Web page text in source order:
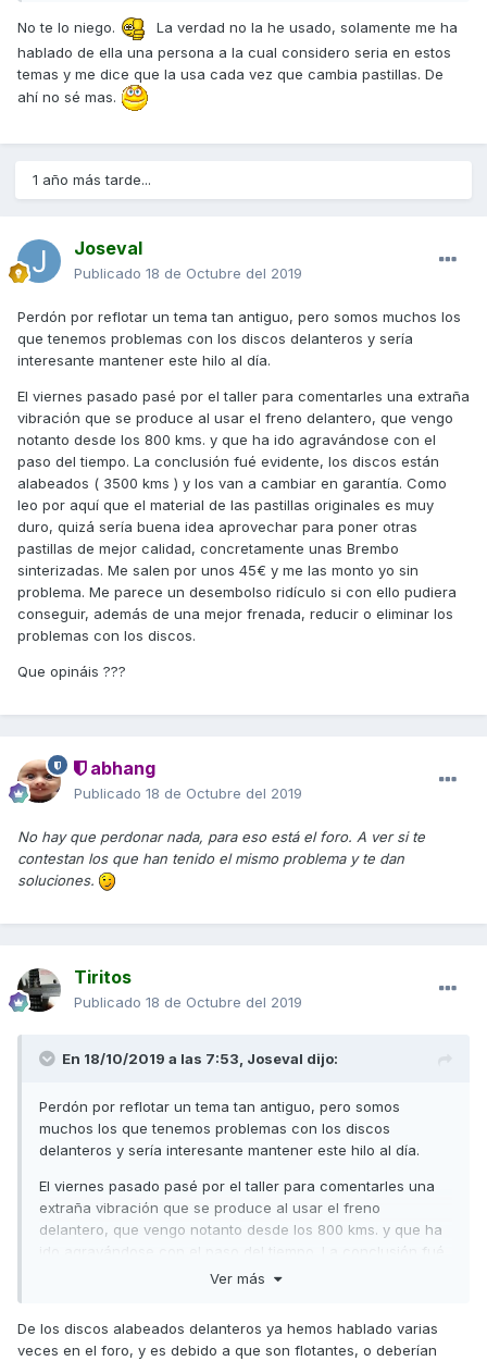
dicho: si los frenos chirrían, hay que revisarlos.
No te lo niego.
La verdad no la he usado, solamente me ha
hablado de ella una persona a la cual considero seria en estos
temas y me dice que la usa cada vez que cambia pastillas. De
ahí no sé mas.
1 año más tarde...
Joseval
Publicado 18 de Octubre del 2019
Perdón por reflotar un tema tan antiguo, pero somos muchos los
que tenemos problemas con los discos delanteros y sería
interesante mantener este hilo al día.
El viernes pasado pasé por el taller para comentarles una extraña
vibración que se produce al usar el freno delantero, que vengo
notanto desde los 800 kms. y que ha ido agravándose con el
paso del tiempo. La conclusión fué evidente, los discos están
alabeados ( 3500 kms ) y los van a cambiar en garantía. Como
leo por aquí que el material de las pastillas originales es muy
duro, quizá sería buena idea aprovechar para poner otras
pastillas de mejor calidad, concretamente unas Brembo
sinterizadas. Me salen por unos 45€ y me las monto yo sin
problema. Me parece un desembolso ridículo si con ello pudiera
conseguir, además de una mejor frenada, reducir o eliminar los
problemas con los discos.
Que opináis ???
abhang
Publicado 18 de Octubre del 2019
No hay que perdonar nada, para eso está el foro. A ver si te
contestan los que han tenido el mismo problema y te dan
soluciones.
Tiritos
Publicado 18 de Octubre del 2019
En 18/10/2019 a las 7:53, Joseval dijo:
Perdón por reflotar un tema tan antiguo, pero somos
muchos los que tenemos problemas con los discos
delanteros y sería interesante mantener este hilo al día.
El viernes pasado pasé por el taller para comentarles una
extraña vibración que se produce al usar el freno
delantero, que vengo notanto desde los 800 kms. y que ha
ido agravándose con el paso del tiempo. La conclusión fué
evidente, los discos están alabeados ( 3500 kms ) y los van
aprovechar para poner otras pastillas de mejor calidad,
Ver más
De los discos alabeados delanteros ya hemos hablado varias
veces en el foro, y es debido a que son flotantes, o deberían